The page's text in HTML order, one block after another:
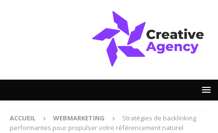
ACCUEIL WEBMARKETING
Stratégies de backlinking
performantes pour propulser votre référencement naturel